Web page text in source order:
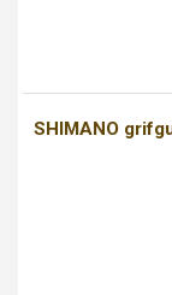
SHIMANO